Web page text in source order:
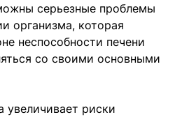
серьезные проблемы
организма, которая
неспособности печени
со своими основными
увеличивает риски